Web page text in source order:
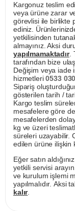
Kargonuz teslim
veya ürüne zarar
görevlisi ile birlikte
ediniz.
yetkilisinden
almayınız. Aksi
yapılmamaktadır.
tarafından bize
Değişim veya iade
hizmetleri0533
Sipariş
gösterilen tarih /
Kargo teslim
mesafelere göre
mesafelerden
kg ve üzeri
süreleri uzayabilir.
edilen ürüne ilişkin
Eğer satın
yetkili servisi
ve kurulum işlemi
yapılmalıdır. Aksi
kalır.